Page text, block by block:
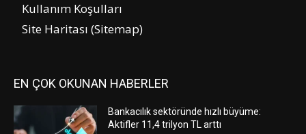
Kullanım Koşulları
Site Haritası (Sitemap)
EN ÇOK OKUNAN HABERLER
Bankacılık sektöründe hızlı büyüme:
Aktifler 11,4 trilyon TL arttı